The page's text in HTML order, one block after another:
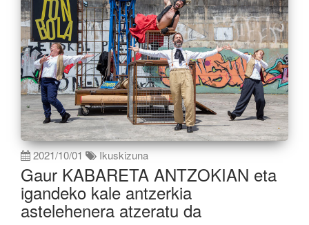
2021/10/01 Ikuskizuna
Gaur KABARETA ANTZOKIAN eta
igandeko kale antzerkia
astelehenera atzeratu da